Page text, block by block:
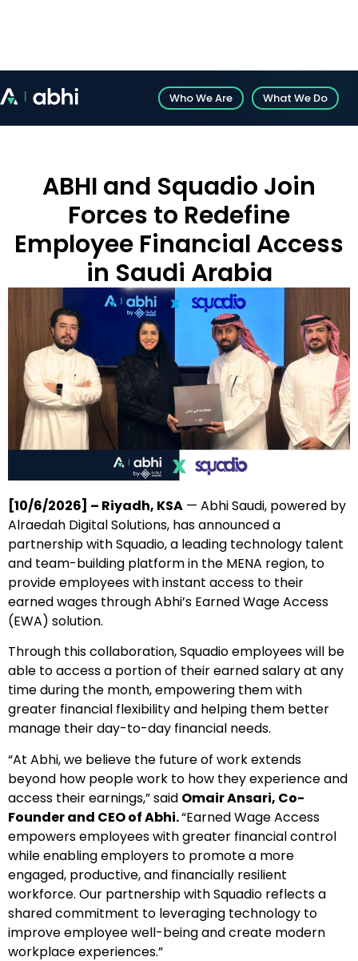
Who We Are What We Do
ABHI and Squadio Join
Forces to Redefine
Employee Financial Access
in Saudi Arabia
[10/6/2026] – Riyadh, KSA — Abhi Saudi, powered by
Alraedah Digital Solutions, has announced a
partnership with Squadio, a leading technology talent
and team-building platform in the MENA region, to
provide employees with instant access to their
earned wages through Abhi’s Earned Wage Access
(EWA) solution.
Through this collaboration, Squadio employees will be
able to access a portion of their earned salary at any
time during the month, empowering them with
greater financial flexibility and helping them better
manage their day-to-day financial needs.
“At Abhi, we believe the future of work extends
beyond how people work to how they experience and
access their earnings,” said Omair Ansari, Co-
Founder and CEO of Abhi.“Earned Wage Access
empowers employees with greater financial control
while enabling employers to promote a more
engaged, productive, and financially resilient
workforce. Our partnership with Squadio reflects a
shared commitment to leveraging technology to
improve employee well-being and create modern
workplace experiences.”